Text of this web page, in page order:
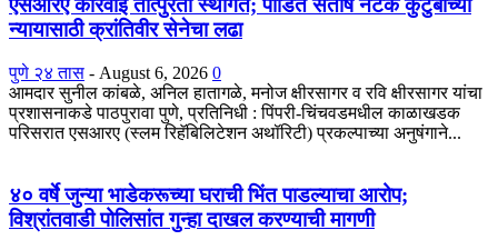
एसआरए कारवाई तात्पुरती स्थगित; पीडित संतोष नेटके कुटुंबाच्या
न्यायासाठी क्रांतिवीर सेनेचा लढा
पुणे २४ तास - August 6, 2026 0
आमदार सुनील कांबळे, अनिल हातागळे, मनोज क्षीरसागर व रवि क्षीरसागर यांचा
प्रशासनाकडे पाठपुरावा पुणे, प्रतिनिधी : पिंपरी-चिंचवडमधील काळाखडक
परिसरात एसआरए (स्लम रिहॅबिलिटेशन अथॉरिटी) प्रकल्पाच्या अनुषंगाने...
४० वर्षे जुन्या भाडेकरूच्या घराची भिंत पाडल्याचा आरोप;
विश्रांतवाडी पोलिसांत गुन्हा दाखल करण्याची मागणी